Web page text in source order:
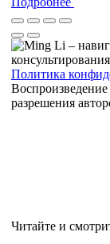
Политика
разрешения
Читайте и